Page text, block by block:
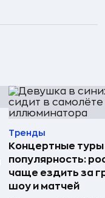
Тренды
Концертные
популярность:
чаще ездить за
шоу и матчей